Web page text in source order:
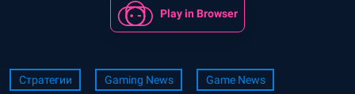
Play in Browser
Стратегии Gaming News Game News